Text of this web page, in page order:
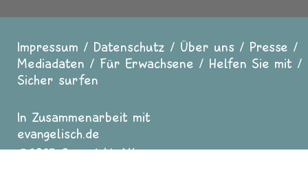
Fußzeile
Impressum Datenschutz Über uns
Presse
Mediadaten
Für Erwachsene
Helfen Sie mit
Sicher surfen
In Zusammenarbeit mit
evangelisch.de
2025 Copyright All